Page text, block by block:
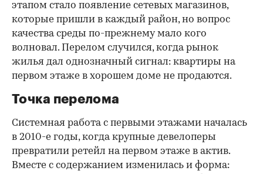
этапом стало появление сетевых магазинов,
которые пришли в каждый район, но вопрос
качества среды по-прежнему мало кого
волновал. Перелом случился, когда рынок
жилья дал однозначный сигнал: квартиры на
первом этаже в хорошем доме не продаются.
Точка перелома
Системная работа с первыми этажами началась
в 2010-е годы, когда крупные девелоперы
превратили ретейл на первом этаже в актив.
Вместе с содержанием изменилась и форма: